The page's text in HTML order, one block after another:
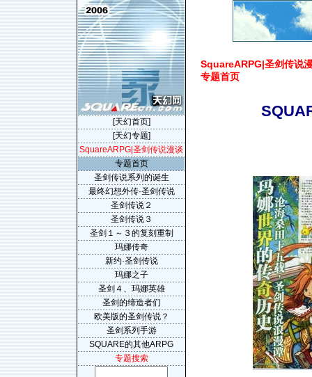
SquareARPG|圣剑传说
专题首页
[天幻首页]
[天幻专题]
SquareARPG|圣剑传说漫谈
专题首页
圣剑传说系列的诞生
最终幻想外传·圣剑传说
圣剑传说２
圣剑传说３
圣剑１～３的复刻重制
玛娜传奇
新约·圣剑传说
玛娜之子
圣剑４、玛娜英雄
圣剑的缔造者们
欧美版的圣剑传说？
圣剑系列手游
SQUARE的其他ARPG
专题搜索